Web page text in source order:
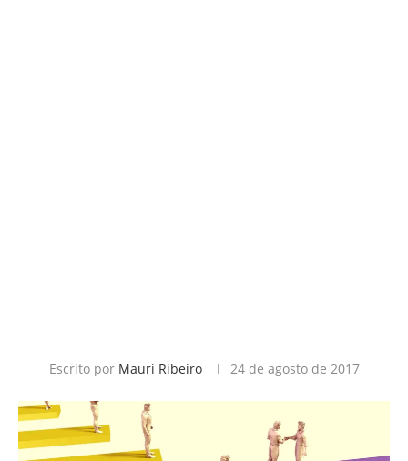
Escrito por Mauri Ribeiro 24 de agosto de 2017